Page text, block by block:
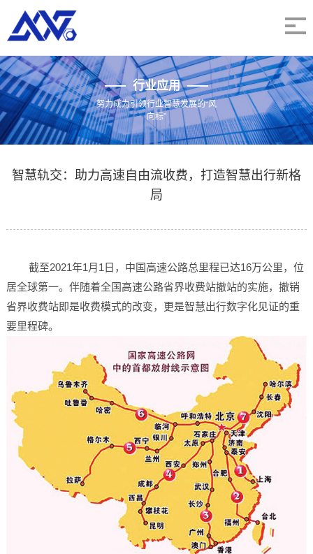
行业应用
努力成为引领行业智慧发展的“风
向标”
智慧轨交：助力高速自由流收费，打造智慧出行新格
局
截至2021年1月1日，中国高速公路总里程已达16万公里，位
居全球第一。伴随着全国高速公路省界收费站撤站的实施，撤销
省界收费站即是收费模式的改变，更是智慧出行数字化见证的重
要里程碑。